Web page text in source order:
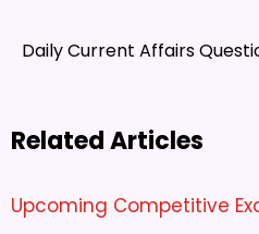
Daily Current Affairs
Related Articles
Upcoming Competitive